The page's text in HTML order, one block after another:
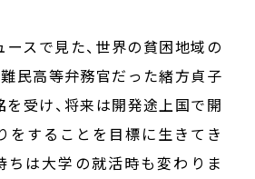
スで見た、世界の貧困地域の
民高等弁務官だった緒方貞子
受け、将来は開発途上国で開
をすることを目標に生きてき
ちは大学の就活時も変わりま